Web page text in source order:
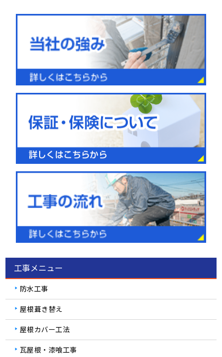
工事メニュー
防水工事
屋根葺き替え
屋根カバー工法
瓦屋根・漆喰工事